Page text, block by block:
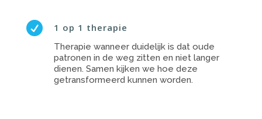
 1 op 1 therapie
Therapie wanneer duidelijk is dat oude
patronen in de weg zitten en niet langer
dienen. Samen kijken we hoe deze
getransformeerd kunnen worden.